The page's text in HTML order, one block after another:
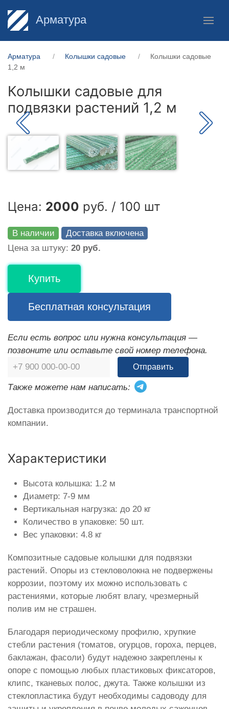
Арматура
Арматура Колышки садовые
Колышки садовые
1,2 м
Колышки садовые для
подвязки растений 1,2 м
Цена: 2000 руб. / 100 шт
В наличии
Доставка включена
Цена за штуку: 20 руб.
Купить
Бесплатная консультация
Если есть вопрос или нужна консультация —
позвоните или оставьте свой номер телефона.
Отправить
Также можете нам написать:
Доставка производится до терминала транспортной
компании.
Характеристики
Высота колышка: 1.2 м
Диаметр: 7-9 мм
Вертикальная нагрузка: до 20 кг
Количество в упаковке: 50 шт.
Вес упаковки: 4.8 кг
Композитные садовые колышки для подвязки
растений. Опоры из стекловолокна не подвержены
коррозии, поэтому их можно использовать с
растениями, которые любят влагу, чрезмерный
полив им не страшен.
Благодаря периодическому профилю, хрупкие
стебли растения (томатов, огурцов, гороха, перцев,
баклажан, фасоли) будут надежно закреплены к
опоре с помощью любых пластиковых фиксаторов,
клипс, тканевых полос, джута. Также колышки из
стеклопластика будут необходимы садоводу для